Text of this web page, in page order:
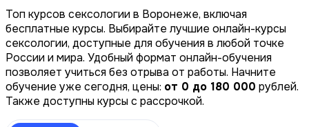
Топ курсов сексологии в Воронеже, включая
бесплатные курсы. Выбирайте лучшие онлайн-курсы
сексологии, доступные для обучения в любой точке
России и мира. Удобный формат онлайн-обучения
позволяет учиться без отрыва от работы. Начните
обучение уже сегодня, цены: от 0 до 180 000 рублей.
Также доступны курсы с рассрочкой.